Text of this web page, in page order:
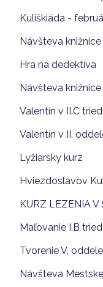
Kuliškiáda -
Návšteva knižnice
Hra na dedektíva
Návšteva knižnice
Valentín v II.C
Valentín v II.
Lyžiarsky kurz
Hviezdoslavov
KURZ LEZENIA V
Maľovanie I.B
Tvorenie V.
Návšteva